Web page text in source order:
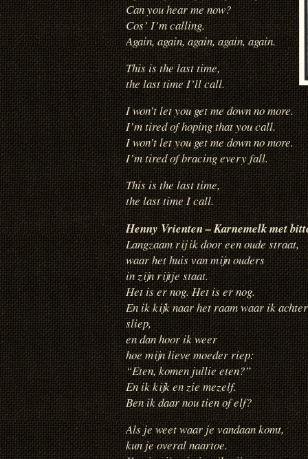
Can you hear me now?
Cos’ I’m calling.
Again, again, again, again, again.
This is the last time,
the last time I’ll call.
I won’t let you get me down no more.
I’m tired of hoping that you call.
I won’t let you get me down no more.
I’m tired of bracing every fall.
This is the last time,
the last time I call.
Henny Vrienten – Karnemelk met
Langzaam rij ik door een oude straat,
waar het huis van mijn ouders
in zijn rijtje staat.
Het is er nog. Het is er nog.
En ik kijk naar het raam waar ik achter
sliep,
en dan hoor ik weer
hoe mijn lieve moeder riep:
“Eten, komen jullie eten?”
En ik kijk en zie mezelf.
Ben ik daar nou tien of elf?
Als je weet waar je vandaan komt,
kun je overal naartoe.